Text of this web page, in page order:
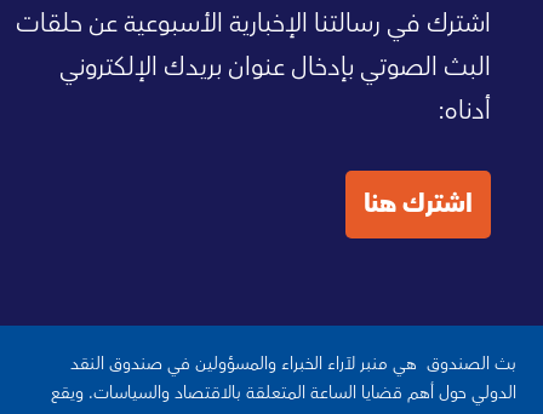
اشترك في رسالتنا الإخبارية الأسبوعية عن حلقات
البث الصوتي بإدخال عنوان بريدك الإلكتروني
أدناه:
اشترك هنا
بث الصندوق هي منبر لآراء الخبراء والمسؤولين في صندوق النقد
الدولي حول أهم قضايا الساعة المتعلقة بالاقتصاد والسياسات. ويقع